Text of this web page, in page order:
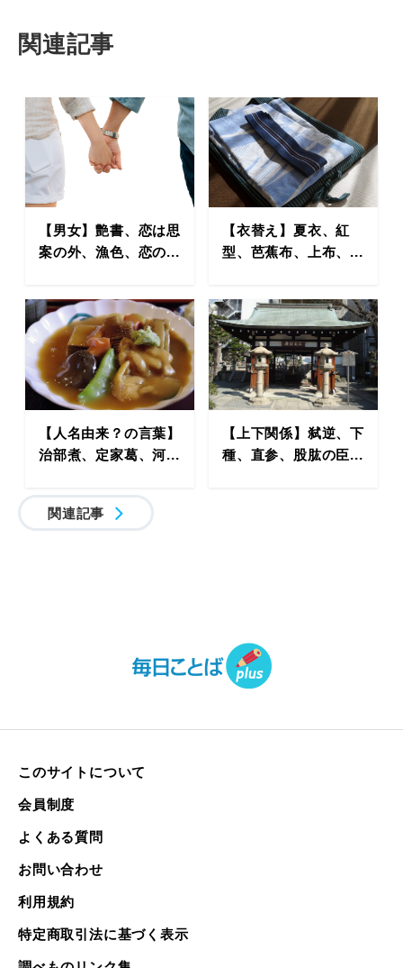
関連記事
【男女】艶書、恋は思
案の外、漁色、恋の...
【衣替え】夏衣、紅
型、芭蕉布、上布、...
【人名由来？の言葉】
治部煮、定家葛、河...
【上下関係】弑逆、下
種、直参、股肱の臣...
関連記事
このサイトについて
会員制度
よくある質問
お問い合わせ
利用規約
特定商取引法に基づく表示